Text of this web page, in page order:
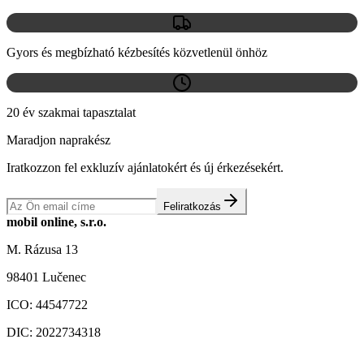
Gyors és megbízható kézbesítés közvetlenül önhöz
20 év szakmai tapasztalat
Maradjon naprakész
Iratkozzon fel exkluzív ajánlatokért és új érkezésekért.
Feliratkozás
mobil online, s.r.o.
M. Rázusa 13
98401 Lučenec
ICO: 44547722
DIC: 2022734318